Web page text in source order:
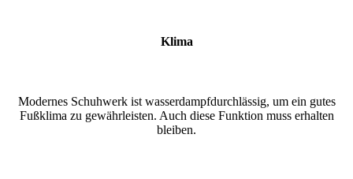
Klima
Modernes Schuhwerk ist wasserdampfdurchlässig, um ein gutes
Fußklima zu gewährleisten. Auch diese Funktion muss erhalten
bleiben.